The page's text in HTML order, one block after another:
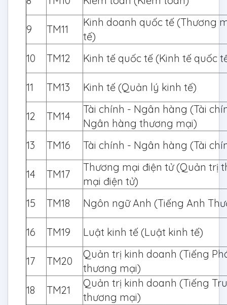
9 TM11
Kinh doanh quốc tế (Thương
tế)
10
TM12 Kinh tế quốc tế (Kinh tế quốc
11 TM13 Kinh tế (Quản lý kinh tế)
12 TM14
Tài chính - Ngân hàng (Tài
Ngân hàng thương mại)
13
TM16 Tài chính - Ngân hàng (Tài
14 TM17
Thương mại điện tử (Quản trị
mại điện tử)
15
TM18 Ngôn ngữ Anh (Tiếng Anh
16 TM19 Luật kinh tế (Luật kinh tế)
17 TM20
Quản trị kinh doanh (Tiếng
thương mại)
18
TM21
Quản trị kinh doanh (Tiếng
thương mại)